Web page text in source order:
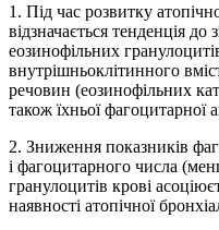
1. Під час розвитку
відзначається тенденція
еозинофільних
внутрішньоклітинного
речовин (еозинофільних
також їхньої фагоцитарної
2. Зниження показників
і фагоцитарного числа
гранулоцитів крові
наявності атопічної